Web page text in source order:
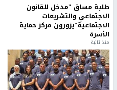
طلبة مساق "مدخل للقانون
الاجتماعي والتشريعات
الاجتماعية"يزورون مركز حماية
الأسرة
منذ ثانية